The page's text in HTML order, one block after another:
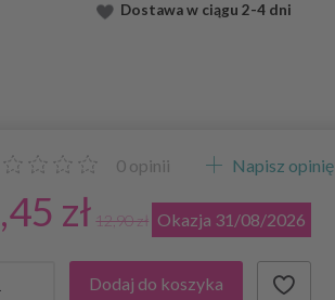
Dostawaw ciągu 2-4 dni
0 opinii Napisz opinię
zł 12,90 zł Okazja 31/08/2026
Dodaj do koszyka